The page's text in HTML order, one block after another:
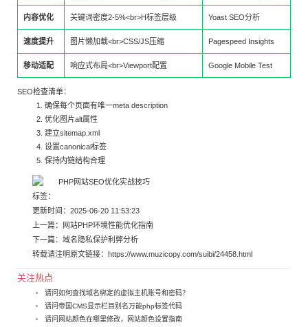
内容优化 关键词密度2-5%<br>H标签层级 Yoast SEO分析
速度提升 图片懒加载<br>CSS/JS压缩 Pagespeed Insights
移动适配 响应式布局<br>Viewport配置 Google Mobile Test
SEO检查清单：
确保每个页面有唯一meta description
优化图片alt属性
建立sitemap.xml
设置canonical标签
保持内链结构合理
标签：
更新时间：2025-06-20 11:53:23
上一篇： 网站PHP环境性能优化指南
下一篇： 域名隐私保护利弊分析
转载请注明原文链接： https://www.muzicopy.com/suibi/24458.html
关注热点
请问如何查找域名绑定的虚拟主机账号和密码？
请问帝国CMS显示栏目别名万能php标签代码
请问网站颜色在哪里修改，网站颜色设置指南